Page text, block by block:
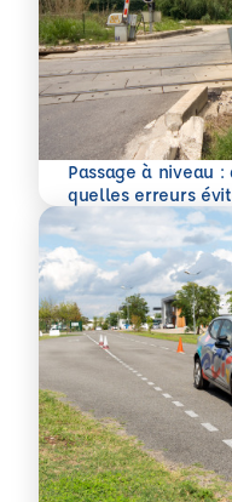
Passage à niveau
quelles erreurs
En savoir plus